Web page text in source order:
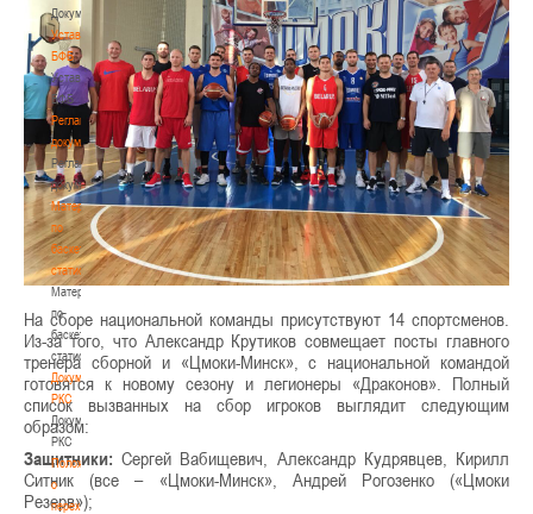
Документы
Устав
БФБ
Устав
БФБ
Регламентирующие
документы
Регламентирующие
документы
Материалы
по
баскетбольной
статистике
Материалы
по
баскетбольной
статистике
Документы
РКС
Документы
РКС
Положение
о
переходах
На сборе национальной команды присутствуют 14 спортсменов.
Из-за того, что Александр Крутиков совмещает посты главного
тренера сборной и «Цмоки-Минск», с национальной командой
готовятся к новому сезону и легионеры «Драконов». Полный
список вызванных на сбор игроков выглядит следующим
образом:
Защитники: Сергей Вабищевич, Александр Кудрявцев, Кирилл
Ситник (все – «Цмоки-Минск», Андрей Рогозенко («Цмоки
Резерв»);